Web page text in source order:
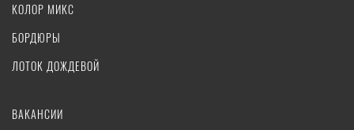
КОЛОР МИКС
БОРДЮРЫ
ЛОТОК ДОЖДЕВОЙ
ВАКАНСИИ